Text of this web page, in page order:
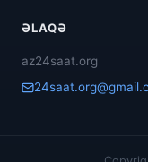
ƏLAQƏ
az24saat.org